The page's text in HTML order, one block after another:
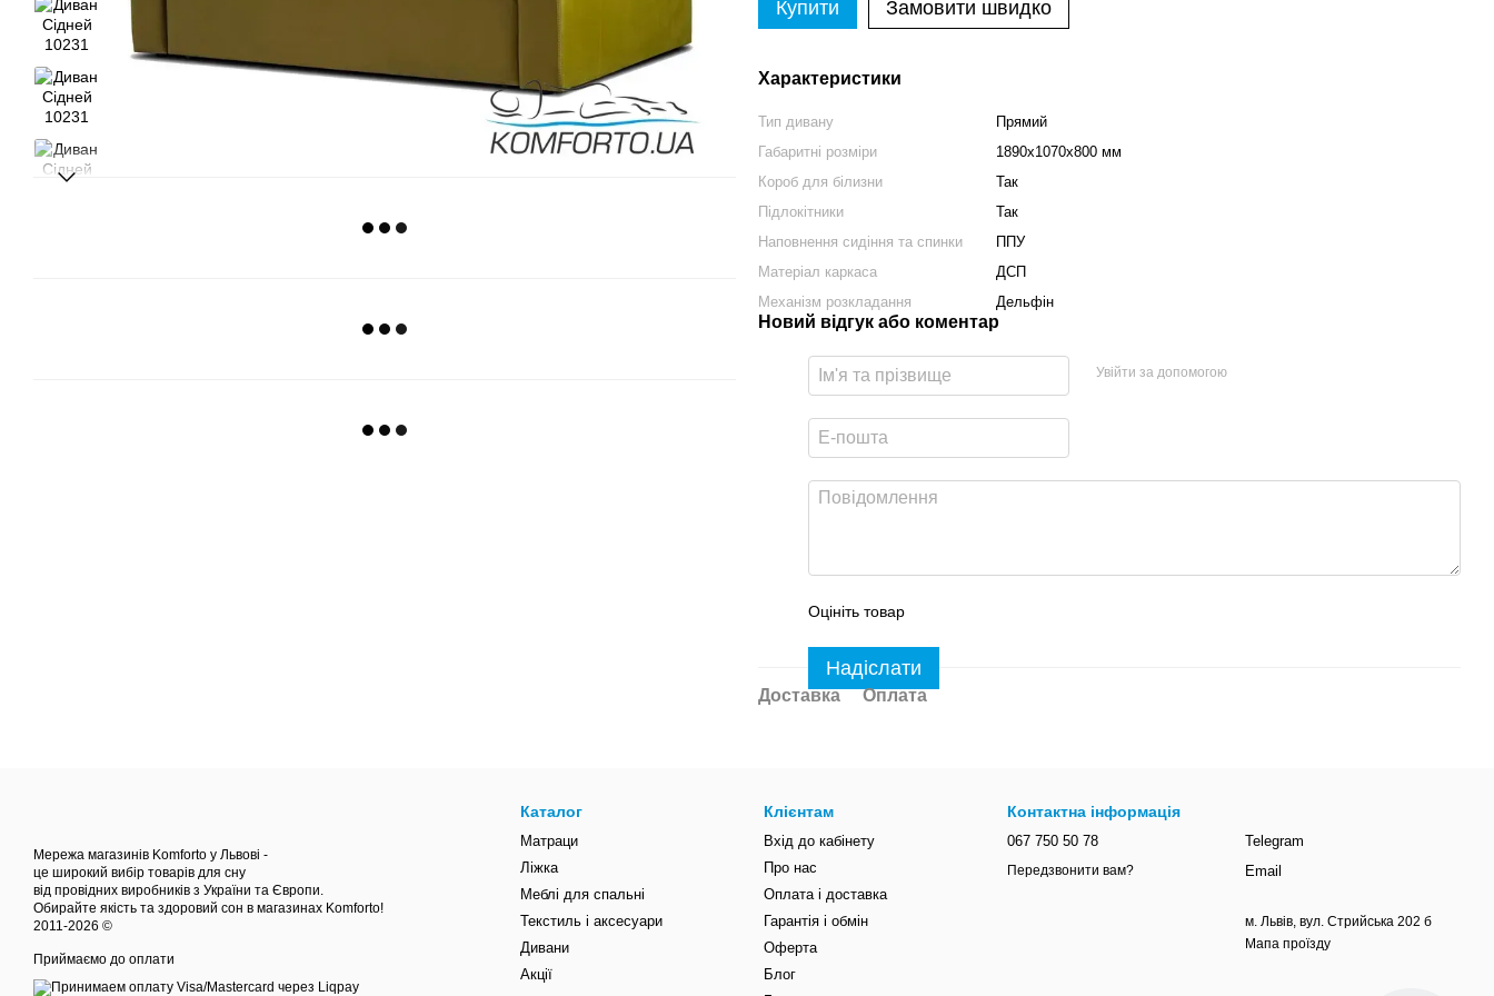
Купити Замовити швидко
Характеристики
Тип дивану
Прямий
Габаритні розміри
1890х1070х800 мм
Короб для білизни
Так
Підлокітники
Так
Наповнення сидіння та спинки
ППУ
Матеріал каркаса
ДСП
Механізм розкладання
Дельфін
Новий відгук або коментар
Увійти за допомогою
Оцініть товар
Надіслати
Доставка Оплата
Мережа магазинів Komforto у Львові -
це широкий вибір товарів для сну
від провідних виробників з України та Європи.
Обирайте якість та здоровий сон в магазинах Komforto!
2011-2026 ©
Приймаємо до оплати
Каталог
Матраци
Ліжка
Меблі для спальні
Текстиль і аксесуари
Дивани
Акції
Клієнтам
Вхід до кабінету
Про нас
Оплата і доставка
Гарантія і обмін
Оферта
Блог
Контактна інформація
067 750 50 78
Передзвонити вам?
Telegram
Email
м. Львів, вул. Стрийська 202 б
Мапа проїзду